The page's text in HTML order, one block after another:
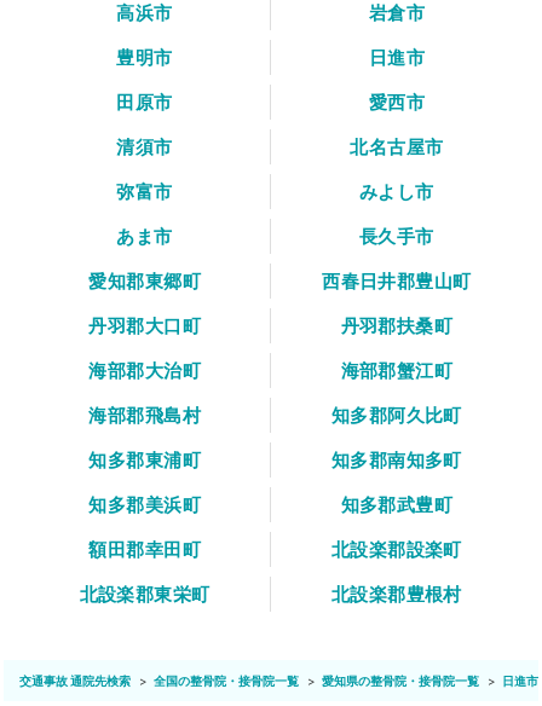
高浜市
岩倉市
豊明市
日進市
田原市
愛西市
清須市
北名古屋市
弥富市
みよし市
あま市
長久手市
愛知郡東郷町
西春日井郡豊山町
丹羽郡大口町
丹羽郡扶桑町
海部郡大治町
海部郡蟹江町
海部郡飛島村
知多郡阿久比町
知多郡東浦町
知多郡南知多町
知多郡美浜町
知多郡武豊町
額田郡幸田町
北設楽郡設楽町
北設楽郡東栄町
北設楽郡豊根村
交通事故 通院先検索 全国の整骨院・接骨院一覧 愛知県の整骨院・接骨院一覧 日進市